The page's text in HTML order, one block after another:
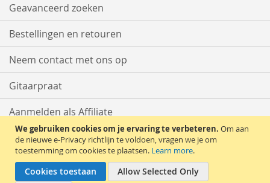
We gebruiken cookies om je ervaring te verbeteren. Om aan
de nieuwe e-Privacy richtlijn te voldoen, vragen we je om
toestemming om cookies te plaatsen. Learn more.
Cookies toestaan Allow Selected Only
Geavanceerd zoeken
Bestellingen en retouren
Neem contact met ons op
Gitaarpraat
Aanmelden als Affiliate
Start met Verkopen